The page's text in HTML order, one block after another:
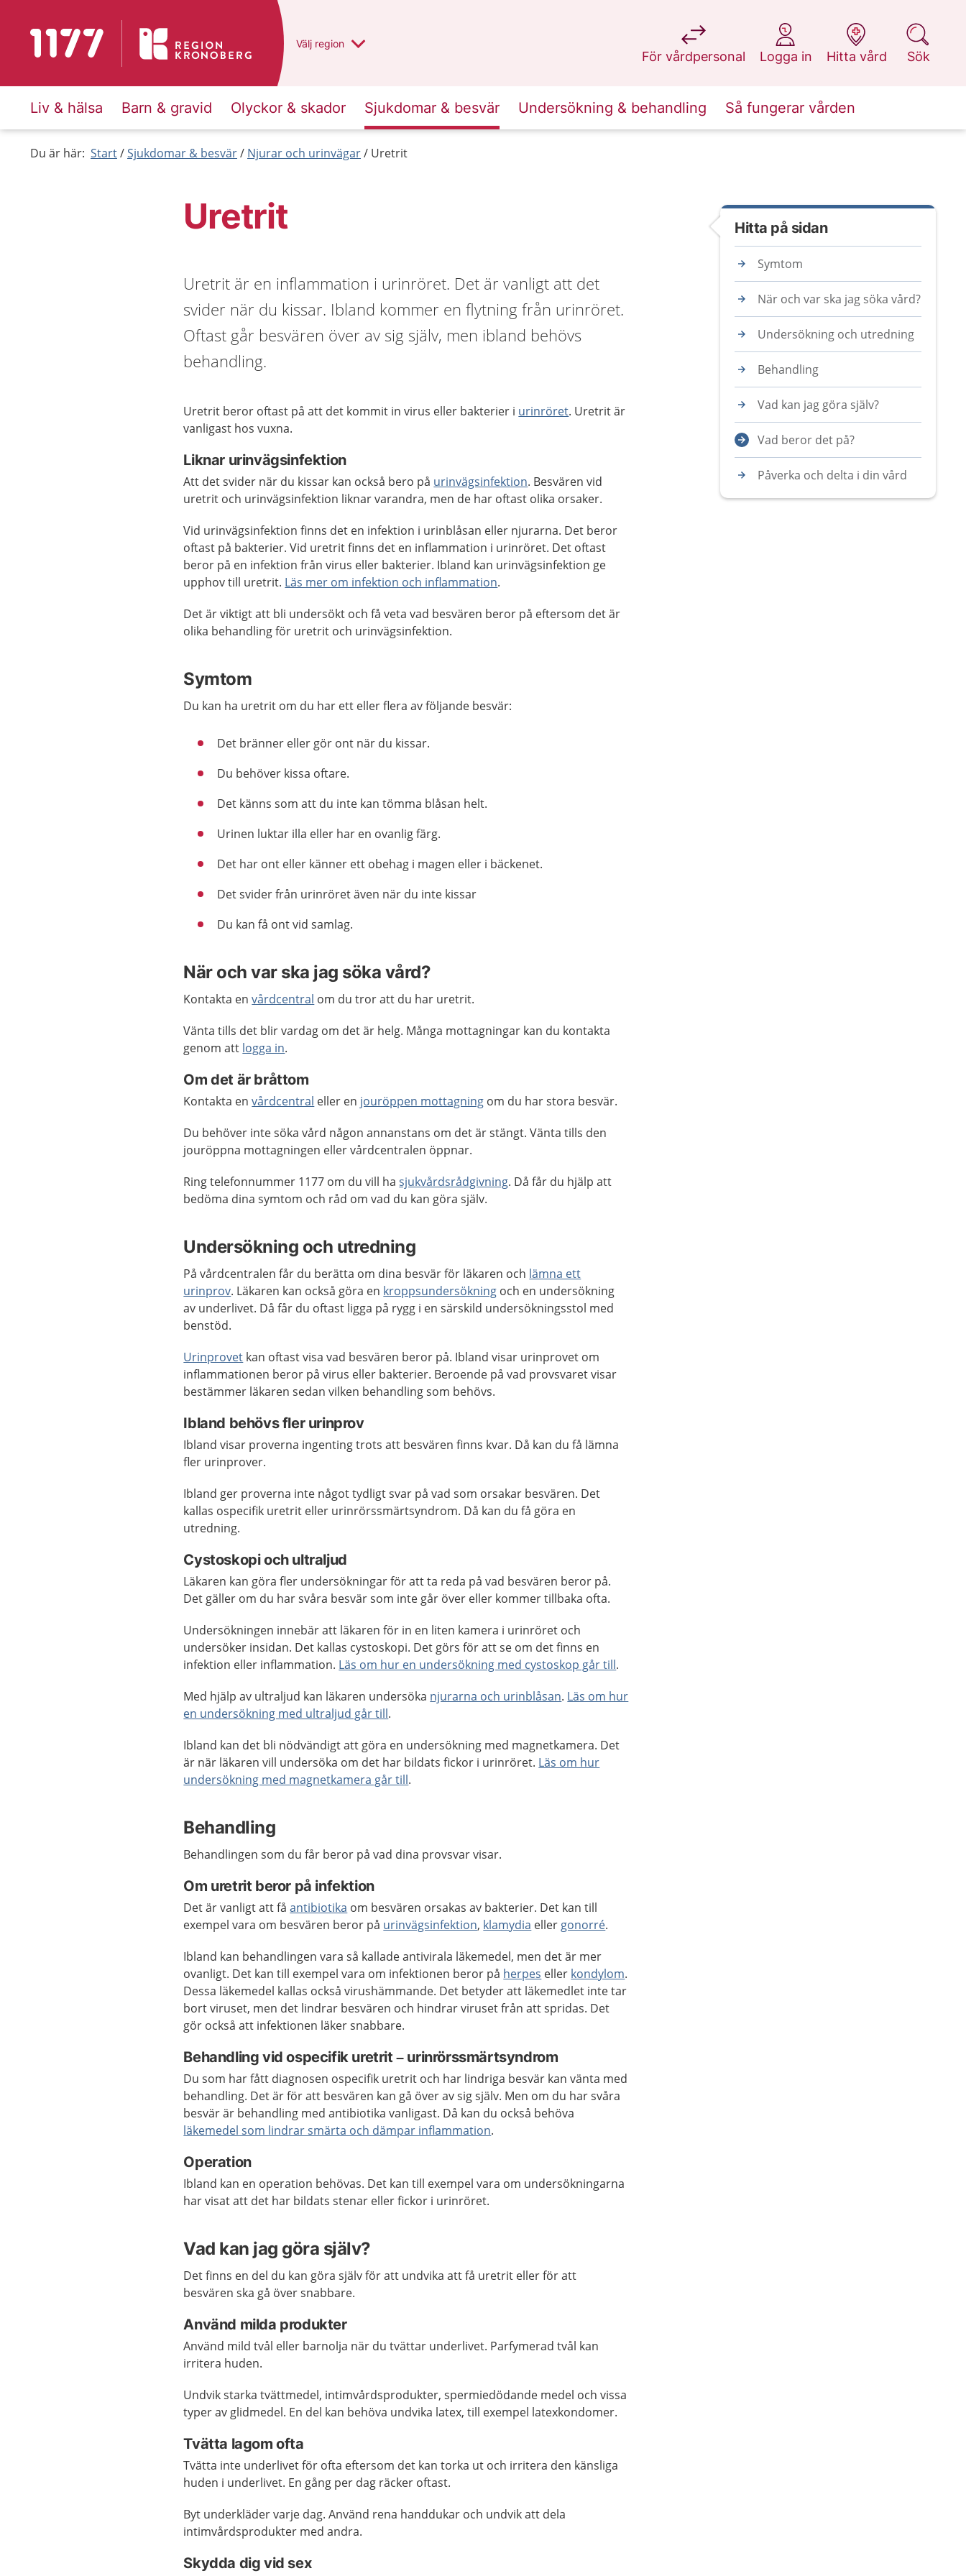
Till startsidan för 1177 Du har valt region
Välj en annan
region
För vårdpersonal
på 1177.se
Logga in
på 1177.se
Hitta vård
på 1177.se
Sök
på 1177.se
Liv & hälsa Barn & gravid Olyckor & skador Sjukdomar & besvär Undersökning & behandling Så fungerar vården
Du är här: Start Sjukdomar & besvär Njurar och urinvägar Uretrit
Uretrit
Uretrit är en inflammation i urinröret. Det är vanligt att det
svider när du kissar. Ibland kommer en flytning från urinröret.
Oftast går besvären över av sig själv, men ibland behövs
behandling.
Uretrit beror oftast på att det kommit in virus eller bakterier i urinröret. Uretrit är
vanligast hos vuxna.
Liknar urinvägsinfektion
Att det svider när du kissar kan också bero på urinvägsinfektion. Besvären vid
uretrit och urinvägsinfektion liknar varandra, men de har oftast olika orsaker.
Vid urinvägsinfektion finns det en infektion i urinblåsan eller njurarna. Det beror
oftast på bakterier. Vid uretrit finns det en inflammation i urinröret. Det oftast
beror på en infektion från virus eller bakterier. Ibland kan urinvägsinfektion ge
upphov till uretrit. Läs mer om infektion och inflammation.
Det är viktigt att bli undersökt och få veta vad besvären beror på eftersom det är
olika behandling för uretrit och urinvägsinfektion.
Symtom
Du kan ha uretrit om du har ett eller flera av följande besvär:
Det bränner eller gör ont när du kissar.
Du behöver kissa oftare.
Det känns som att du inte kan tömma blåsan helt.
Urinen luktar illa eller har en ovanlig färg.
Det har ont eller känner ett obehag i magen eller i bäckenet.
Det svider från urinröret även när du inte kissar
Du kan få ont vid samlag.
När och var ska jag söka vård?
Kontakta envårdcentral om du tror att du har uretrit.
Vänta tills det blir vardag om det är helg. Många mottagningar kan du kontakta
genom att logga in.
Om det är bråttom
Kontakta envårdcentral eller en jouröppen mottagning om du har stora besvär.
Du behöver inte söka vård någon annanstans om det är stängt. Vänta tills den
jouröppna mottagningen eller vårdcentralen öppnar.
Ring telefonnummer 1177 om du vill hasjukvårdsrådgivning. Då får du hjälp att
bedöma dina symtom och råd om vad du kan göra själv.
Undersökning och utredning
På vårdcentralen får du berätta om dina besvär för läkaren och lämna ett
urinprov. Läkaren kan också göra en kroppsundersökning och en undersökning
av underlivet. Då får du oftast ligga på rygg i en särskild undersökningsstol med
benstöd.
Urinprovet kan oftast visa vad besvären beror på. Ibland visar urinprovet om
inflammationen beror på virus eller bakterier. Beroende på vad provsvaret visar
bestämmer läkaren sedan vilken behandling som behövs.
Ibland behövs fler urinprov
Ibland visar proverna ingenting trots att besvären finns kvar. Då kan du få lämna
fler urinprover.
Ibland ger proverna inte något tydligt svar på vad som orsakar besvären. Det
kallas ospecifik uretrit eller urinrörssmärtsyndrom. Då kan du få göra en
utredning.
Cystoskopi och ultraljud
Läkaren kan göra fler undersökningar för att ta reda på vad besvären beror på.
Det gäller om du har svåra besvär som inte går över eller kommer tillbaka ofta.
Undersökningen innebär att läkaren för in en liten kamera i urinröret och
undersöker insidan. Det kallas cystoskopi. Det görs för att se om det finns en
infektion eller inflammation. Läs om hur en undersökning med cystoskop går till.
Med hjälp av ultraljud kan läkaren undersöka njurarna och urinblåsan. Läs om hur
en undersökning med ultraljud går till.
Ibland kan det bli nödvändigt att göra en undersökning med magnetkamera. Det
är när läkaren vill undersöka om det har bildats fickor i urinröret. Läs om hur
undersökning med magnetkamera går till.
Behandling
Behandlingen som du får beror på vad dina provsvar visar.
Om uretrit beror på infektion
Det är vanligt att fåantibiotika om besvären orsakas av bakterier. Det kan till
exempel vara om besvären beror på urinvägsinfektion, klamydia eller gonorré.
Ibland kan behandlingen vara så kallade antivirala läkemedel, men det är mer
ovanligt. Det kan till exempel vara om infektionen beror på herpes eller kondylom.
Dessa läkemedel kallas också virushämmande. Det betyder att läkemedlet inte tar
bort viruset, men det lindrar besvären och hindrar viruset från att spridas. Det
gör också att infektionen läker snabbare.
Behandling vid ospecifik uretrit – urinrörssmärtsyndrom
Du som har fått diagnosen ospecifik uretrit och har lindriga besvär kan vänta med
behandling. Det är för att besvären kan gå över av sig själv. Men om du har svåra
besvär är behandling med antibiotika vanligast. Då kan du också behöva
läkemedel som lindrar smärta och dämpar inflammation.
Operation
Ibland kan en operation behövas. Det kan till exempel vara om undersökningarna
har visat att det har bildats stenar eller fickor i urinröret.
Vad kan jag göra själv?
Det finns en del du kan göra själv för att undvika att få uretrit eller för att
besvären ska gå över snabbare.
Använd milda produkter
Använd mild tvål eller barnolja när du tvättar underlivet. Parfymerad tvål kan
irritera huden.
Undvik starka tvättmedel, intimvårdsprodukter, spermiedödande medel och vissa
typer av glidmedel. En del kan behöva undvika latex, till exempel latexkondomer.
Tvätta lagom ofta
Tvätta inte underlivet för ofta eftersom det kan torka ut och irritera den känsliga
huden i underlivet. En gång per dag räcker oftast.
Byt underkläder varje dag. Använd rena handdukar och undvik att dela
intimvårdsprodukter med andra.
Skydda dig vid sex
Hitta på sidan
Symtom
När och var ska jag söka vård?
Undersökning och utredning
Behandling
Vad kan jag göra själv?
Vad beror det på?
Påverka och delta i din vård